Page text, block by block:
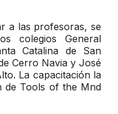
a las profesoras, se
colegios General
Catalina de San
Cerro Navia y José
La capacitación la
de Tools of the Mnd